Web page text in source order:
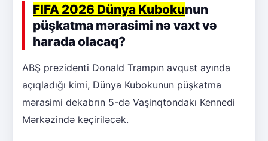
FIFA 2026 Dünya Kubokunun
püşkatma mərasimi nə vaxt və
harada olacaq?
ABŞ prezidenti Donald Trampın avqust ayında
açıqladığı kimi, Dünya Kubokunun püşkatma
mərasimi dekabrın 5-də Vaşinqtondakı Kennedi
Mərkəzində keçiriləcək.